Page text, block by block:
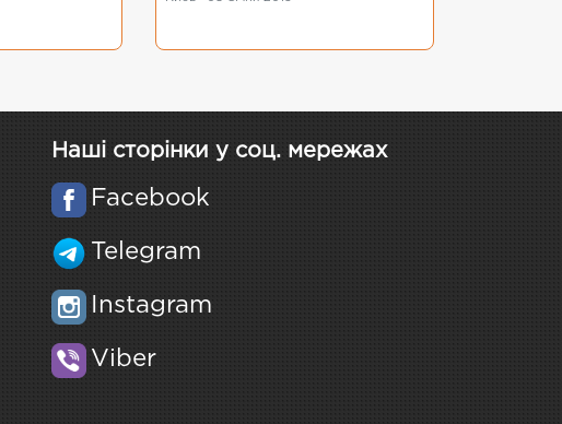
Наші сторінки у соц. мережах
Facebook
Telegram
Instagram
Viber